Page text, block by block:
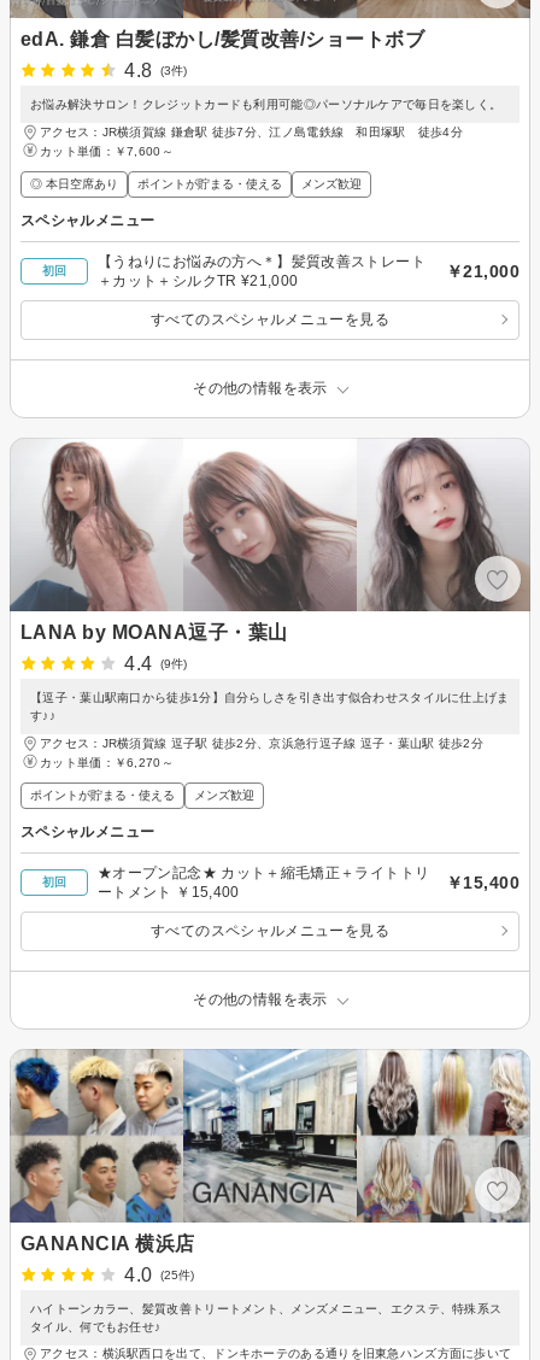
edA. 鎌倉 白髪ぼかし/髪質改善/ショートボブ
4.8
(3件)
お悩み解決サロン！クレジットカードも利用可能◎パーソナルケアで毎日を楽しく。
アクセス：JR横須賀線 鎌倉駅 徒歩7分、江ノ島電鉄線 和田塚駅 徒歩4分
カット単価： ￥7,600～
◎ 本日空席あり ポイントが貯まる・使える メンズ歓迎
スペシャルメニュー
初回
【うねりにお悩みの方へ＊】髪質改善ストレート
＋カット＋シルクTR ¥21,000
￥21,000
すべてのスペシャルメニューを見る
その他の情報を表示
LANA by MOANA逗子・葉山
4.4
(9件)
【逗子・葉山駅南口から徒歩1分】自分らしさを引き出す似合わせスタイルに仕上げま
す♪♪
アクセス：JR横須賀線 逗子駅 徒歩2分、京浜急行逗子線 逗子・葉山駅 徒歩2分
カット単価： ￥6,270～
ポイントが貯まる・使える メンズ歓迎
スペシャルメニュー
初回
★オープン記念★ カット＋縮毛矯正＋ライトトリ
ートメント ￥15,400
￥15,400
すべてのスペシャルメニューを見る
その他の情報を表示
GANANCIA 横浜店
4.0
(25件)
ハイトーンカラー、髪質改善トリートメント、メンズメニュー、エクステ、特殊系ス
タイル、何でもお任せ♪
アクセス：横浜駅西口を出て、ドンキホーテのある通りを旧東急ハンズ方面に歩いて